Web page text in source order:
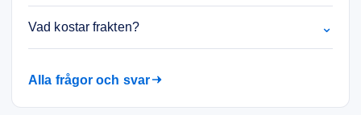
Vad kostar frakten? ⌄
Alla frågor och svar